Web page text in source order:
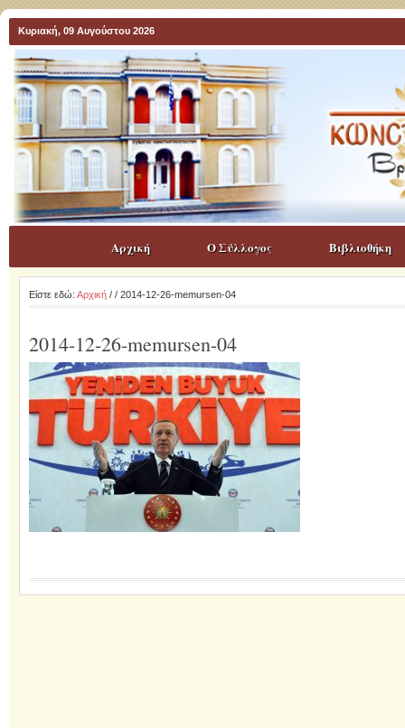
Κυριακή, 09 Αυγούστου 2026
Αρχική Ο Σύλλογος Βιβλιοθήκη
Είστε εδώ: Αρχική/ / 2014-12-26-memursen-04
2014-12-26-memursen-04